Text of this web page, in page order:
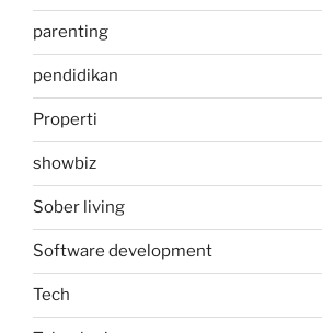
parenting
pendidikan
Properti
showbiz
Sober living
Software development
Tech